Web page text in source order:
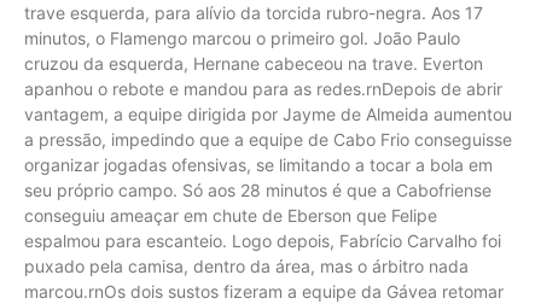
trave esquerda, para alívio da torcida rubro-negra. Aos 17
minutos, o Flamengo marcou o primeiro gol. João Paulo
cruzou da esquerda, Hernane cabeceou na trave. Everton
apanhou o rebote e mandou para as redes.rnDepois de abrir
vantagem, a equipe dirigida por Jayme de Almeida aumentou
a pressão, impedindo que a equipe de Cabo Frio conseguisse
organizar jogadas ofensivas, se limitando a tocar a bola em
seu próprio campo. Só aos 28 minutos é que a Cabofriense
conseguiu ameaçar em chute de Eberson que Felipe
espalmou para escanteio. Logo depois, Fabrício Carvalho foi
puxado pela camisa, dentro da área, mas o árbitro nada
marcou.rnOs dois sustos fizeram a equipe da Gávea retomar